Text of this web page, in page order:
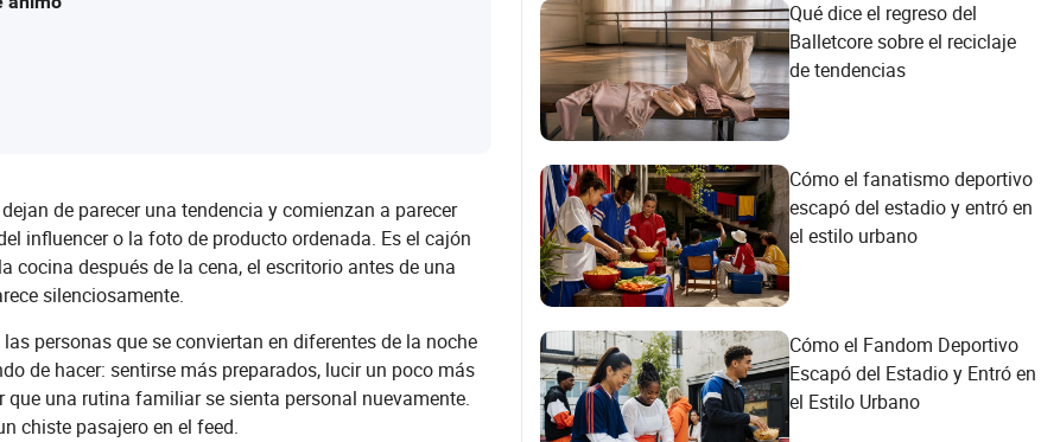
de parecer una tendencia y comienzan a parecer
influencer o la foto de producto ordenada. Es el cajón
cocina después de la cena, el escritorio antes de una
silenciosamente.
personas que se conviertan en diferentes de la noche
de hacer: sentirse más preparados, lucir un poco más
una rutina familiar se sienta personal nuevamente.
chiste pasajero en el feed.
Qué dice el regreso del
Balletcore sobre el reciclaje
de tendencias
Cómo el fanatismo deportivo
escapó del estadio y entró en
el estilo urbano
Cómo el Fandom Deportivo
Escapó del Estadio y Entró en
el Estilo Urbano